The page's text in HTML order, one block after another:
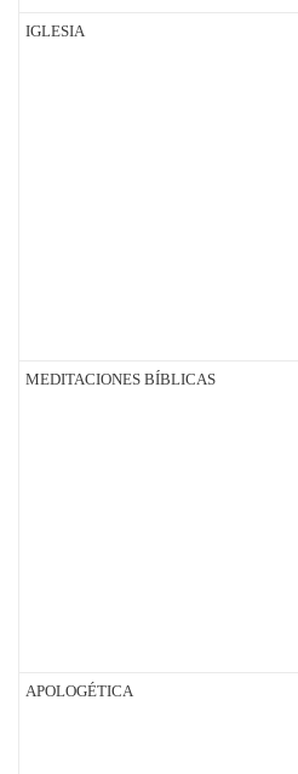
IGLESIA
MEDITACIONES BÍBLICAS
APOLOGÉTICA